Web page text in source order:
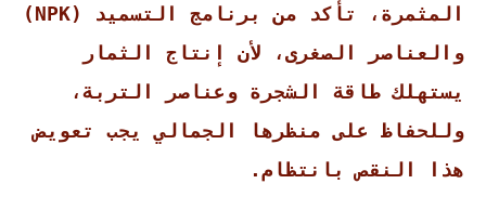
المثمرة، تأكد من برنامج التسميد (NPK)
والعناصر الصغرى، لأن إنتاج الثمار
يستهلك طاقة الشجرة وعناصر التربة،
وللحفاظ على منظرها الجمالي يجب تعويض
هذا النقص بانتظام.